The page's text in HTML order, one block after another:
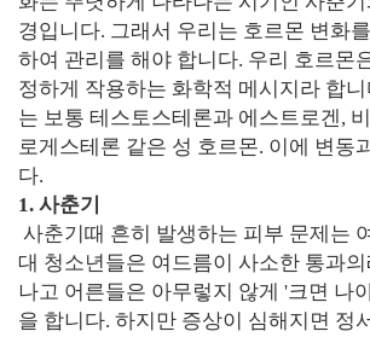
경입니다. 그래서 우리는 호르몬 변화
하여 관리를 해야 합니다. 우리 호르몬
정하게 작용하는 화학적 메시지라 합
는 보통 테스토스테론과 에스트로겐,
로게스테론 같은 성 호르몬. 이에 변동
다.
1. 사춘기
사춘기때 흔히 발생하는 피부 문제는
대 청소년들은 여드름이 사소한 통과
나고 어른들은 아무렇지 않게 '크면 나
을 합니다. 하지만 증상이 심해지면 정